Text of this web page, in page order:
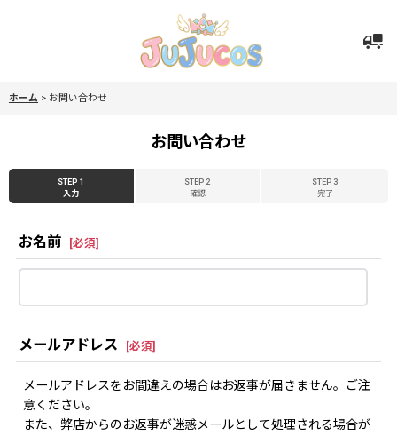
ホーム > お問い合わせ
お問い合わせ
STEP 1
入力
STEP 2
確認
STEP 3
完了
お名前 [必須]
メールアドレス [必須]
メールアドレスをお間違えの場合はお返事が届きません。ご注
意ください。
また、弊店からのお返事が迷惑メールとして処理される場合が